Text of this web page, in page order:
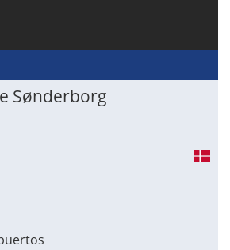
Sønderborg